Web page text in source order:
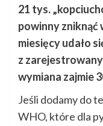
21 tys.
powinny zniknąć
miesięcy udało
z
wymiana zajmie
Jeśli dodamy do
WHO, które dla